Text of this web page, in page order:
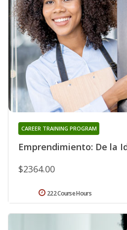
Emprendimiento: De la
CAREER TRAINING PROGRAM
$2364.00
222 Course Hours